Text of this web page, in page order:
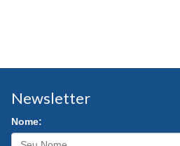
Newsletter
Nome: